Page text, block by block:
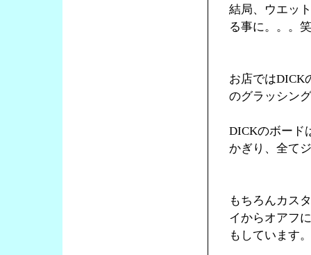
結局、ウエッ
る事に。。。笑
お店では
のグラッシン
DICKのボード
かぎり、全て
もちろんカス
イからオアフ
もしています。